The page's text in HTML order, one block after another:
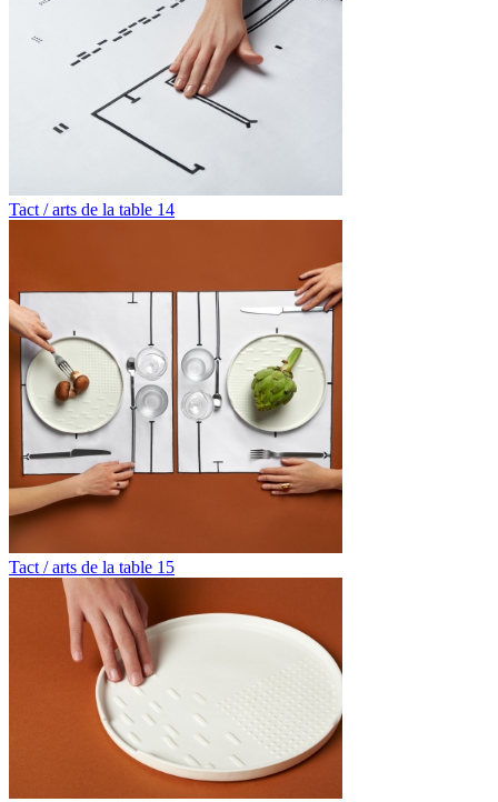
Tact / arts de la table 14
Tact / arts de la table 15